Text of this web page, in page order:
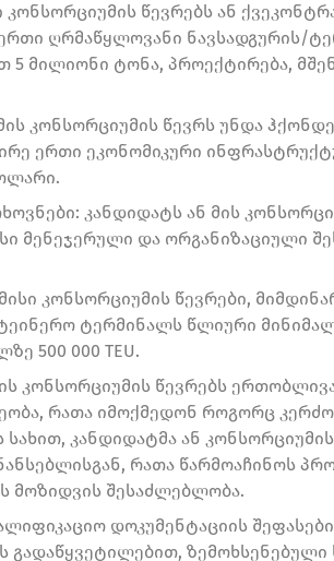
წევრებს ან
ღრმაწყლოვანი ნავსადგურის/
5 მილიონი ტონა, პროექტირება,
კონსორციუმის წევრს უნდა
ერთი ეკონომიკური
კანდიდატს ან მის
მენეჯერული და ორგანიზაციული
კონსორციუმის წევრები,
ტერმინალს წლიური
500 000 TEU.
კონსორციუმის წევრებს
რათა იმოქმედონ როგორც
კანდიდატმა ან
რათა წარმოაჩინოს
მოზიდვის შესაძლებლობა.
დოკუმენტაციის
გადაწყვეტილებით, ზემოხსენებული